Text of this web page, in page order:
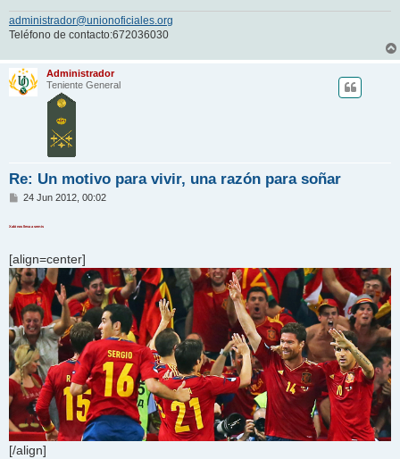
administrador@unionoficiales.org
Teléfono de contacto:672036030
Administrador
Teniente General
Re: Un motivo para vivir, una razón para soñar
M
j
e
24 Jun 2012, 00:02
Xabi nos lleva a semis
[align=center]
[/align]